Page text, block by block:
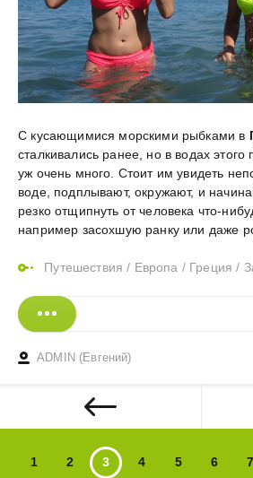
С кусающимися морскими рыбками в
сталкивались ранее, но в водах
уж очень много. Стоит им увидеть
воде, подплывают, окружают, и
резко отщипнуть от человека что-
например засохшую ранку или даже
Путешествия / Европа / Греция /
ADMIN (Евгений)
1 2 3 4 5 6 7